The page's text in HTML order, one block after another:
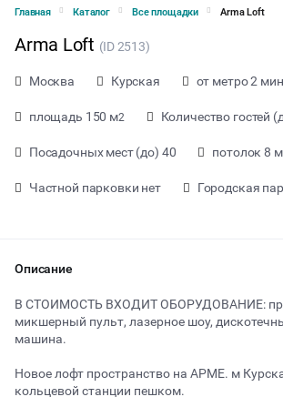
Главная Каталог Все площадки Arma Loft
Arma Loft (ID 2513)
Москва Курская от метро 2
площадь 150 м2 Количество гостей
Посадочных мест (до) 40 потолок 8 м
Частной парковки нет Городская
Описание
В СТОИМОСТЬ ВХОДИТ ОБОРУДОВАНИЕ:
микшерный пульт, лазерное шоу,
машина.
Новое лофт пространство на АРМЕ. м
кольцевой станции пешком.
от 1800 ₽ за час
Тип мероприятия